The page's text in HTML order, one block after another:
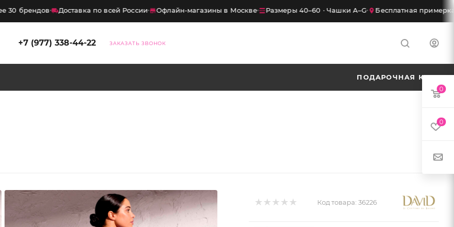
брендов Доставка по всей России Офлайн-магазины в Москве Размеры 40–60 · Чашки A–G Бесплатная примерка в
+7 (977) 338-44-22 ЗАКАЗАТЬ ЗВОНОК
ПОДАРОЧНАЯ КАРТА
Код товара: 36226
0
0